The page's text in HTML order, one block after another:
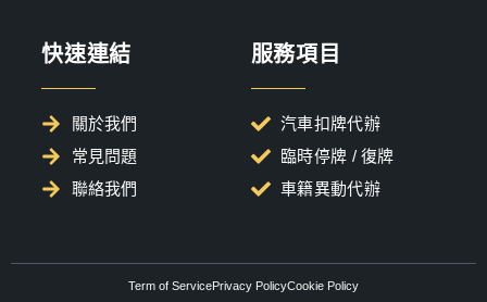
快速連結
關於我們
常見問題
聯絡我們
服務項目
汽車扣牌代辦
臨時停牌 / 復牌
車籍異動代辦
Term of ServicePrivacy PolicyCookie Policy